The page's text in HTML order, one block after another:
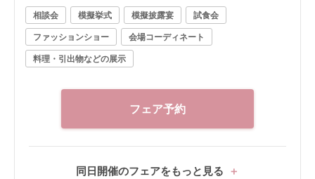
の逗子駅往復タクシー特典も有》
相談会 模擬挙式 模擬披露宴
試食会
ファッションショー
会場コーディネート
料理・引出物などの展示
フェア予約
同日開催のフェアをもっと見る